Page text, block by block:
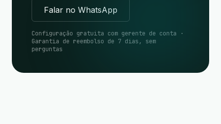
Falar no WhatsApp
Configuração gratuita com gerente de conta ·
Garantia de reembolso de 7 dias, sem
perguntas